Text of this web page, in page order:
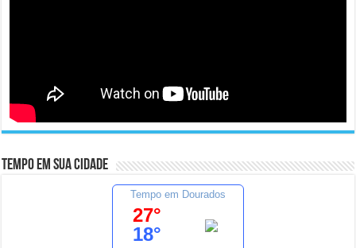
Tempo em sua cidade
Tempo em Dourados
27°
18°